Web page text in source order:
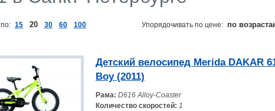
15 20 30 60 100 Упорядочивать по цене: по
Детский велосипед Merida DAKAR
Boy (2011)
Рама: D616 Alloy-Coaster
Количество скоростей: 1